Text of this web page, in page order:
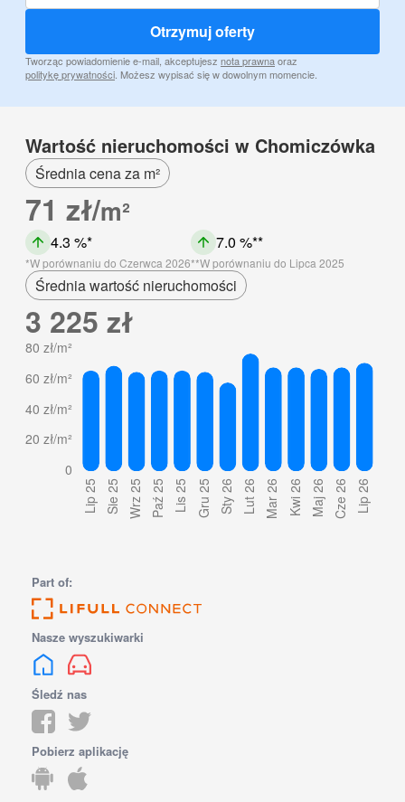
Otrzymuj oferty
Tworząc powiadomienie e-mail, akceptujesz nota prawnaoraz
politykę prywatności . Możesz wypisać się w dowolnym momencie.
Wartość nieruchomości w Chomiczówka
Średnia cena za m²
71 zł/m²
4.3 %
W porównaniu do Czerwca 2026
7.0 %
W porównaniu do Lipca 2025
Średnia wartość nieruchomości
3 225 zł
Part of:
Nasze wyszukiwarki
Śledź nas
Pobierz aplikację